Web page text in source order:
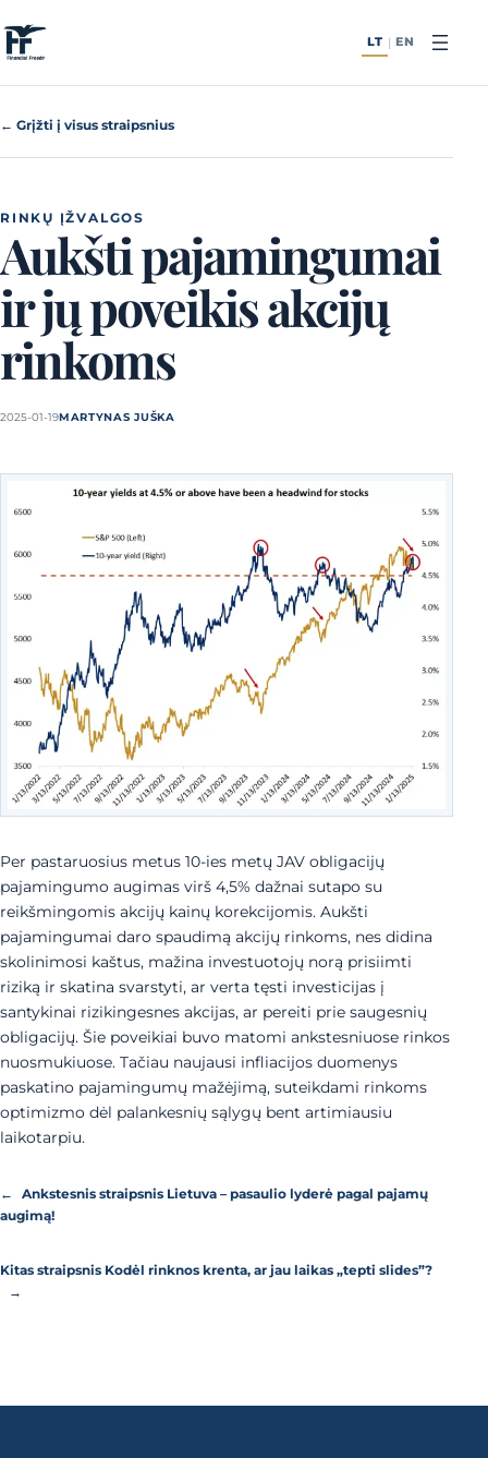
LT | EN
← Grįžti į visus straipsnius
RINKŲ ĮŽVALGOS
Aukšti pajamingumai
ir jų poveikis akcijų
rinkoms
2025-01-19MARTYNAS JUŠKA
Per pastaruosius metus 10-ies metų JAV obligacijų
pajamingumo augimas virš 4,5% dažnai sutapo su
reikšmingomis akcijų kainų korekcijomis. Aukšti
pajamingumai daro spaudimą akcijų rinkoms, nes didina
skolinimosi kaštus, mažina investuotojų norą prisiimti
riziką ir skatina svarstyti, ar verta tęsti investicijas į
santykinai rizikingesnes akcijas, ar pereiti prie saugesnių
obligacijų. Šie poveikiai buvo matomi ankstesniuose rinkos
nuosmukiuose. Tačiau naujausi infliacijos duomenys
paskatino pajamingumų mažėjimą, suteikdami rinkoms
optimizmo dėl palankesnių sąlygų bent artimiausiu
laikotarpiu.
← Ankstesnis straipsnis Lietuva – pasaulio lyderė pagal pajamų
augimą!
Kitas straipsnis Kodėl rinknos krenta, ar jau laikas „tepti slides”?
→